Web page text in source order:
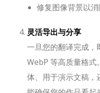
修复图像背景以消
灵活导出与分享
一旦您的翻译完成，
WebP 等高质量格式
体、用于演示文稿